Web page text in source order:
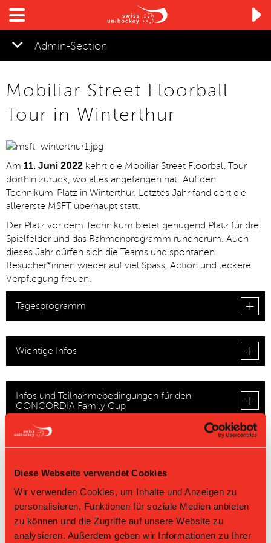
Diese Webseite verwendet Cookies
Wir verwenden Cookies, um Inhalte und Anzeigen zu
personalisieren, Funktionen für soziale Medien anbieten
zu können und die Zugriffe auf unsere Website zu
analysieren. Außerdem geben wir Informationen zu Ihrer

Admin-Section
Mobiliar Street Floorball
Tour in Winterthur
Am 11. Juni 2022 kehrt die Mobiliar Street Floorball Tour
dorthin zurück, wo alles angefangen hat: Auf den
Technikum-Platz in Winterthur. Letztes Jahr fand dort die
allererste MSFT überhaupt statt.
Der Platz vor dem Technikum bietet genügend Platz für drei
Spielfelder und das Rahmenprogramm rundherum. Auch
dieses Jahr dürfen sich die Teams und spontanen
Besucher*innen wieder auf viel Spass, Action und leckere
Verpflegung freuen.
Tagesprogramm
Wichtige Infos
Infos und Teilnahmebedingungen für den
CONCORDIA Family Cup
Infos und Teilnahmebedingungen für die Open-
Die Anmeldung ist nicht mehr möglich.